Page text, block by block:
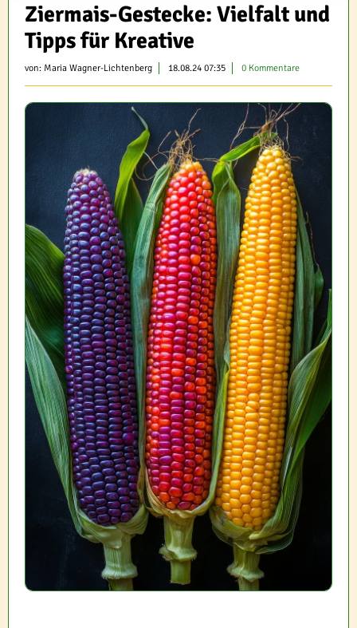
Ziermais-Gestecke: Vielfalt und
Tipps für Kreative
von: Maria Wagner-Lichtenberg 18.08.24 07:35 0 Kommentare